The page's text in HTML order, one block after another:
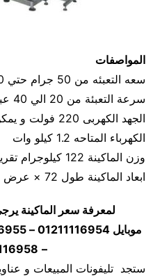
المواصفات
سعه التعبئه من 50 جرام حتي 1000 جرام
سرعة التعبئة من 20 الي 40 عبوه بالدقيقة
الجهد الكهربى
الكهرباء المتاحه 1.2 كيلو وات
وزن الماكينة 122 كيلوجرام تقريبى
ابعاد الماكينة طول 72 × عرض 80.5 × 155 سم تقريبي
لمعرفة سعر الماكينة
موبايل01211116954 – 01211116955 – 01211116956
–
ستجد تليفونات المبيعات و